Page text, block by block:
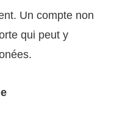
Un compte non
qui peut y